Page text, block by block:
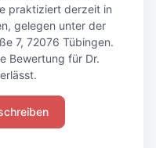
praktiziert derzeit in
gelegen unter der
7, 72076 Tübingen.
Bewertung für Dr.